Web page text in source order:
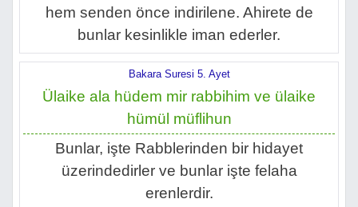
hem senden önce indirilene. Ahirete de
bunlar kesinlikle iman ederler.
Bakara Suresi 5. Ayet
Ülaike ala hüdem mir rabbihim ve ülaike
hümül müflihun
Bunlar, işte Rabblerinden bir hidayet
üzerindedirler ve bunlar işte felaha
erenlerdir.